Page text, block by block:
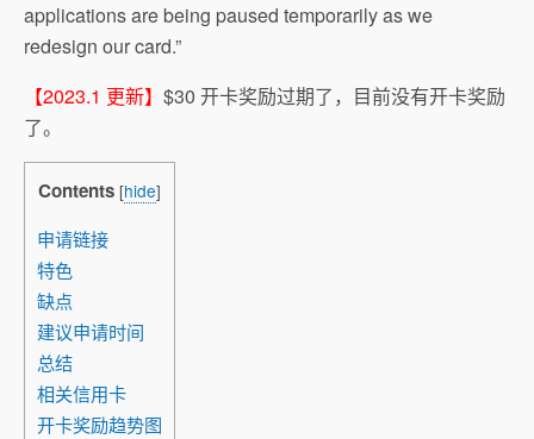
applications are being paused temporarily as we
redesign our card.”
【2023.1 更新】 $30 开卡奖励过期了，目前没有开卡奖励
了。
Contents [hide]
申请链接
特色
缺点
建议申请时间
总结
相关信用卡
开卡奖励趋势图